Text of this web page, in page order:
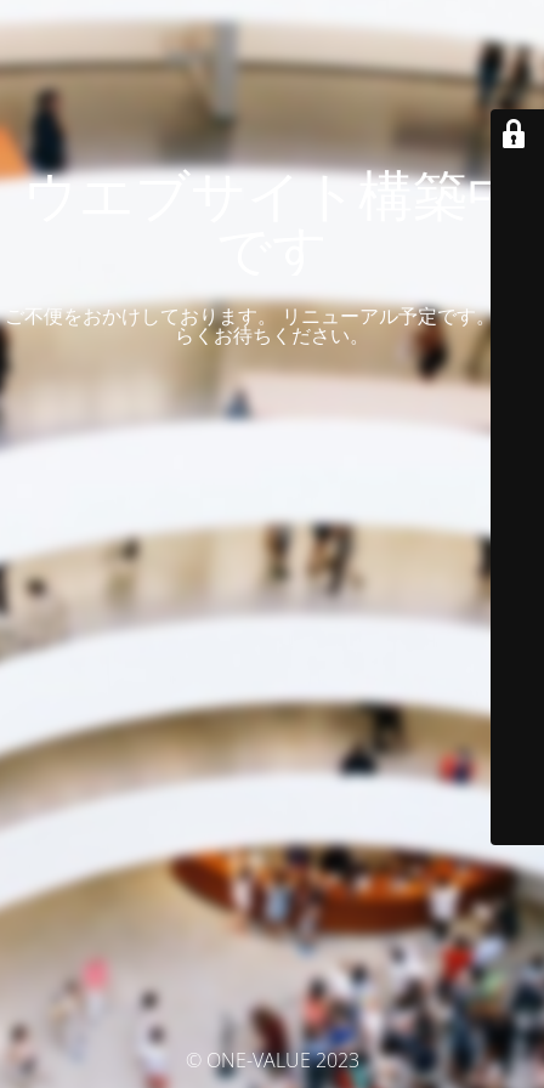
ウエブサイト構築中
ご不便をおかけしております。 リニューアル予定です。 しば
らくお待ちください。
© ONE-VALUE 2023